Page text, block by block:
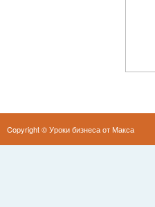
Copyright ©Уроки бизнеса от Макса